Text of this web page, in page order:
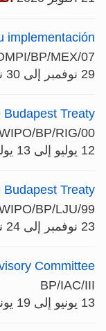
implementación
BP/MEX/07
29 نوفمبر إلى 30 نوفمبر 2007 (المكسيك, المكسيك)
Treaty
BP/RIG/00
12 يوليو إلى 13 يوليو 2000 (ريغا, لاتفيا)
Treaty
BP/LJU/99
23 نوفمبر إلى 24 نوفمبر 1999 (ليوبليانا, سلوفينيا)
Committee
BP/IAC/III
13 يونيو إلى 19 يونيو 1980 (جنيف, سويسرا)